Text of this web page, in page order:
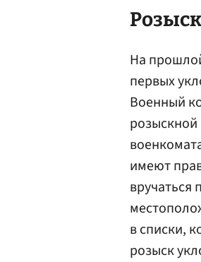
На
первых
Военный
имеют
вручаться
в списки,
розыск